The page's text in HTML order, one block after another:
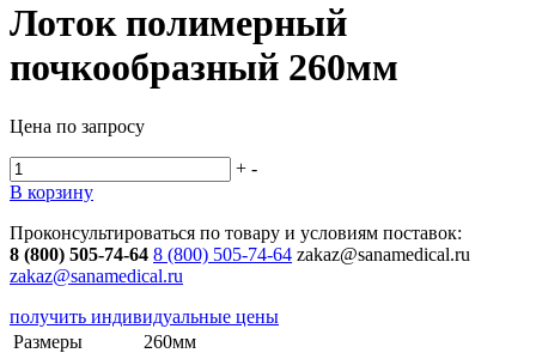
Лоток полимерный
почкообразный 260мм
Цена по запросу
+ -
В корзину
Проконсультироваться по товару и условиям поставок:
8 (800) 505-74-64 8 (800) 505-74-64 zakaz@sanamedical.ru
zakaz@sanamedical.ru
получить индивидуальные цены
Размеры
260мм